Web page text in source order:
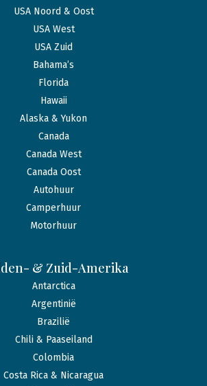
USA Noord & Oost
USA West
USA Zuid
Bahama’s
Florida
Hawaii
Alaska & Yukon
Canada
Canada West
Canada Oost
Autohuur
Camperhuur
Motorhuur
& Zuid-Amerika
Antarctica
Argentinië
Brazilië
Chili & Paaseiland
Colombia
Costa Rica & Nicaragua